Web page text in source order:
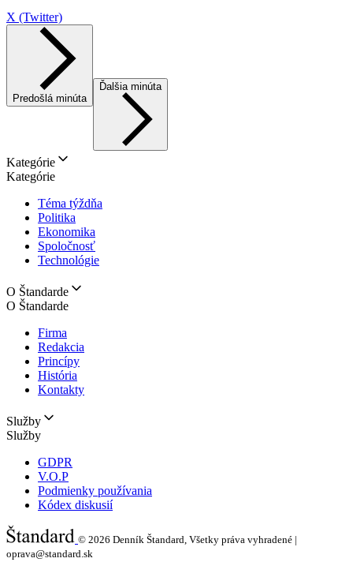
X (Twitter)
Predošlá minúta
Ďalšia minúta
Kategórie
Kategórie
Téma týždňa
Politika
Ekonomika
Spoločnosť
Technológie
O Štandarde
O Štandarde
Firma
Redakcia
Princípy
História
Kontakty
Služby
Služby
GDPR
V.O.P
Podmienky používania
Kódex diskusií
© 2026 Denník Štandard, Všetky práva vyhradené |
oprava@standard.sk